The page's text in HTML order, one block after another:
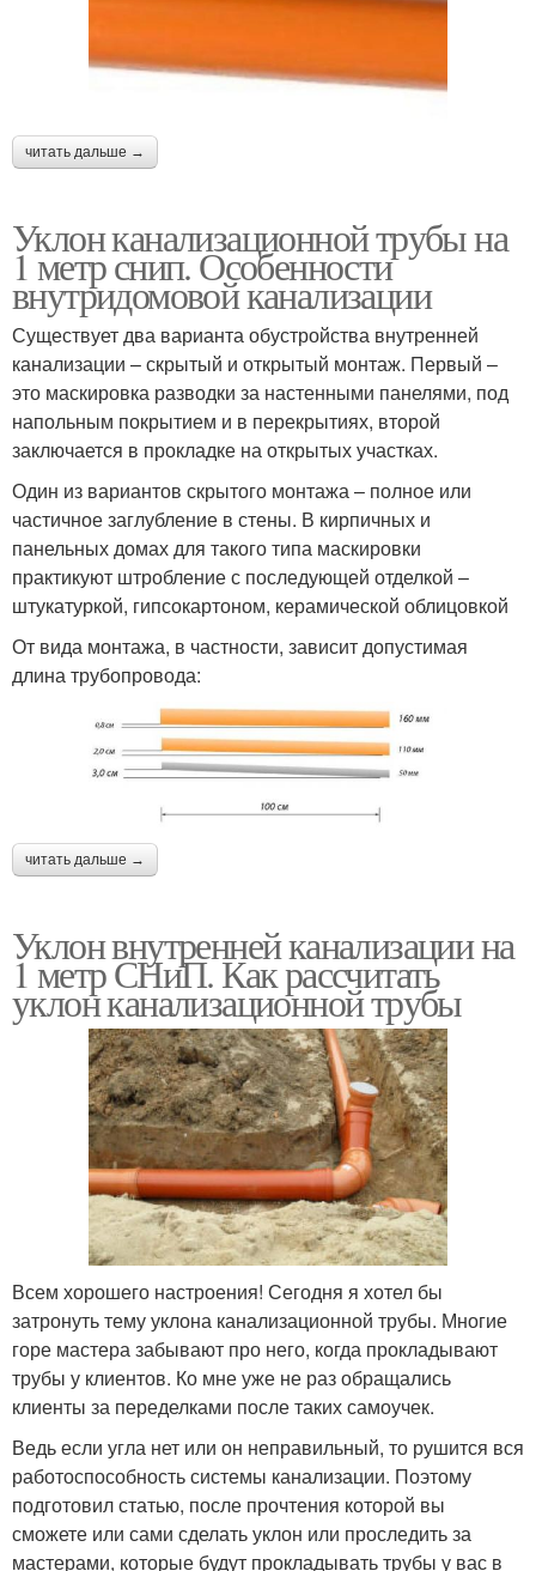
читать дальше →
Уклон канализационной трубы на
1 метр снип. Особенности
внутридомовой канализации
Существует два варианта обустройства внутренней
канализации – скрытый и открытый монтаж. Первый –
это маскировка разводки за настенными панелями, под
напольным покрытием и в перекрытиях, второй
заключается в прокладке на открытых участках.
Один из вариантов скрытого монтажа – полное или
частичное заглубление в стены. В кирпичных и
панельных домах для такого типа маскировки
практикуют штробление с последующей отделкой –
штукатуркой, гипсокартоном, керамической облицовкой
От вида монтажа, в частности, зависит допустимая
длина трубопровода:
читать дальше →
Уклон внутренней канализации на
1 метр СНиП. Как рассчитать
уклон канализационной трубы
Всем хорошего настроения! Сегодня я хотел бы
затронуть тему уклона канализационной трубы. Многие
горе мастера забывают про него, когда прокладывают
трубы у клиентов. Ко мне уже не раз обращались
клиенты за переделками после таких самоучек.
Ведь если угла нет или он неправильный, то рушится вся
работоспособность системы канализации. Поэтому
подготовил статью, после прочтения которой вы
сможете или сами сделать уклон или проследить за
мастерами, которые будут прокладывать трубы у вас в